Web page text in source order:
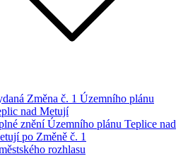
Změna č. 1 Územního plánu
nad Metují
znění Územního plánu Teplice nad
po Změně č. 1
rozhlasu